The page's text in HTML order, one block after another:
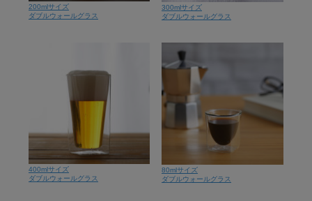
200mlサイズ
ダブルウォールグラス
300mlサイズ
ダブルウォールグラス
400mlサイズ
ダブルウォールグラス
80mlサイズ
ダブルウォールグラス